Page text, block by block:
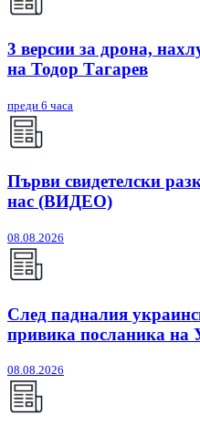
3 версии за дрона,
на Тодор Тагарев
преди 6 часа
Първи свидетелски
нас (ВИДЕО)
08.08.2026
След падналия
привика посланика на
08.08.2026